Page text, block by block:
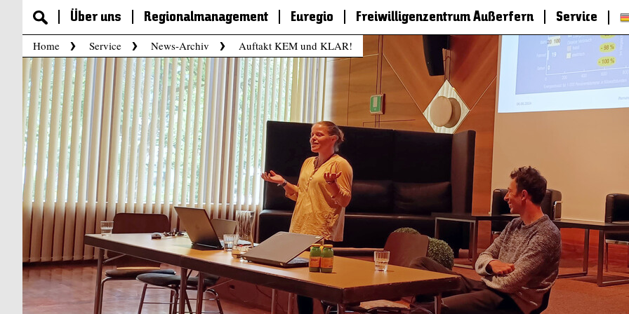
Über uns Regionalmanagement Euregio Freiwilligenzentrum Außerfern
Service
Home
Service News-Archiv Auftakt KEM und KLAR!